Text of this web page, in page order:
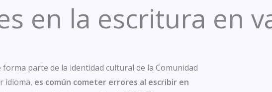
en la escritura en
parte de la identidad cultural de la Comunidad
idioma, es común cometer errores al escribir en